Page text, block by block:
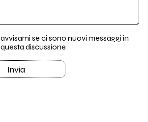
avvisami se ci sono nuovi messaggi in
questa discussione
Invia